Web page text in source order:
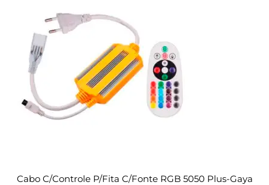
Cabo C/controle P/fita C/fonte RGB 5050 Plus-Gaya